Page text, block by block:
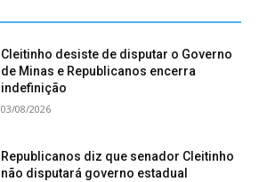
Cleitinho desiste de disputar o Governo
de Minas e Republicanos encerra
indefinição
03/08/2026
Republicanos diz que senador Cleitinho
não disputará governo estadual